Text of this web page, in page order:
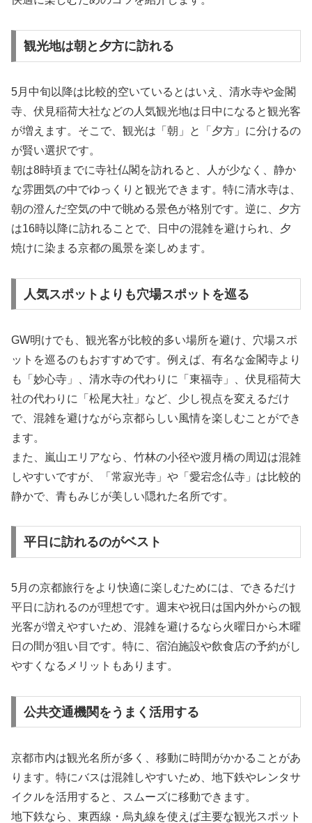
観光地は朝と夕方に訪れる
5月中旬以降は比較的空いているとはいえ、清水寺や金閣
寺、伏見稲荷大社などの人気観光地は日中になると観光客
が増えます。そこで、観光は「朝」と「夕方」に分けるの
が賢い選択です。
朝は8時頃までに寺社仏閣を訪れると、人が少なく、静か
な雰囲気の中でゆっくりと観光できます。特に清水寺は、
朝の澄んだ空気の中で眺める景色が格別です。逆に、夕方
は16時以降に訪れることで、日中の混雑を避けられ、夕
焼けに染まる京都の風景を楽しめます。
人気スポットよりも穴場スポットを巡る
GW明けでも、観光客が比較的多い場所を避け、穴場スポ
ットを巡るのもおすすめです。例えば、有名な金閣寺より
も「妙心寺」、清水寺の代わりに「東福寺」、伏見稲荷大
社の代わりに「松尾大社」など、少し視点を変えるだけ
で、混雑を避けながら京都らしい風情を楽しむことができ
ます。
また、嵐山エリアなら、竹林の小径や渡月橋の周辺は混雑
しやすいですが、「常寂光寺」や「愛宕念仏寺」は比較的
静かで、青もみじが美しい隠れた名所です。
平日に訪れるのがベスト
5月の京都旅行をより快適に楽しむためには、できるだけ
平日に訪れるのが理想です。週末や祝日は国内外からの観
光客が増えやすいため、混雑を避けるなら火曜日から木曜
日の間が狙い目です。特に、宿泊施設や飲食店の予約がし
やすくなるメリットもあります。
公共交通機関をうまく活用する
京都市内は観光名所が多く、移動に時間がかかることがあ
ります。特にバスは混雑しやすいため、地下鉄やレンタサ
イクルを活用すると、スムーズに移動できます。
地下鉄なら、東西線・烏丸線を使えば主要な観光スポット